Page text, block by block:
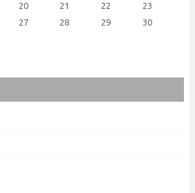
20 21 22
23
27 28 29
30